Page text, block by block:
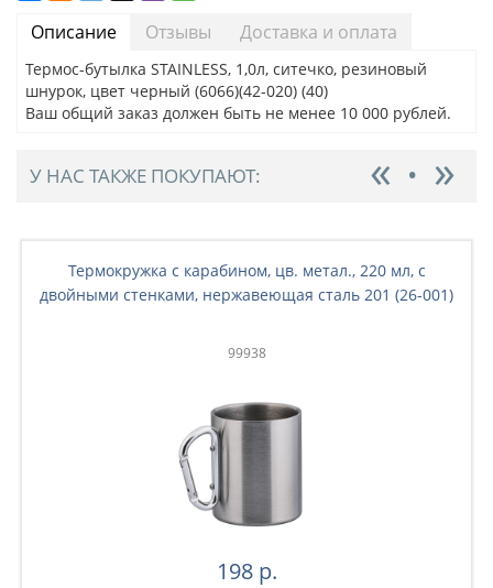
Описание Отзывы Доставка и оплата
Термос-бутылка STAINLESS, 1,0л, ситечко, резиновый
шнурок, цвет черный (6066)(42-020) (40)
Ваш общий заказ должен быть не менее 10 000 рублей.
У НАС ТАКЖЕ ПОКУПАЮТ:
Термокружка с карабином, цв. метал., 220 мл, с
двойными стенками, нержавеющая сталь 201 (26-001)
99938
198 р.